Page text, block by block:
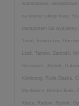
warsztatowe,
na terenie całego kraju.
transportem lub
Toruń, Inowrocław,
Łódź, Tarnów, Zamość,
Sosnowiec, Rybnik,
Kołobrzeg, Ruda Śląska,
Mysłowice, Bielsko
Kielce, Radom, Rybnik,